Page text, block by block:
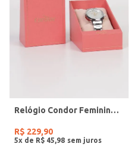
Relógio Condor Feminino PRATA
R$ 229,90
5x de R$ 45 98